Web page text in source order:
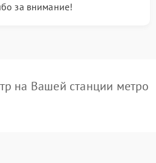
за внимание!
на Вашей станции метро